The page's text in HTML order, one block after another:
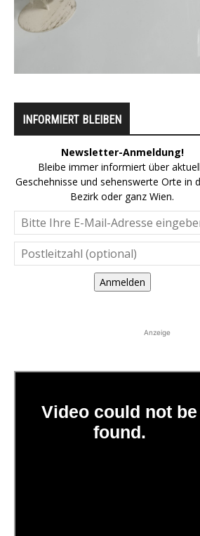
INFORMIERT BLEIBEN
Newsletter-Anmeldung!
Bleibe immer informiert über
Geschehnisse und sehenswerte Orte in
Bezirk oder ganz Wien.
Anmelden
Anzeige